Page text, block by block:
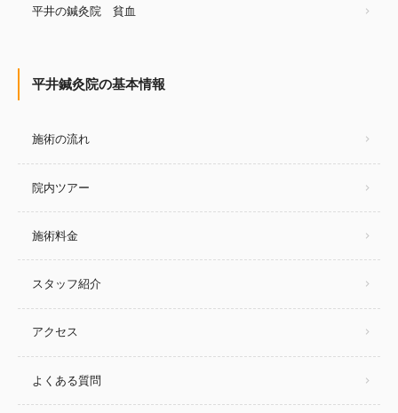
平井の鍼灸院 貧血
平井鍼灸院の基本情報
施術の流れ
院内ツアー
施術料金
スタッフ紹介
アクセス
よくある質問